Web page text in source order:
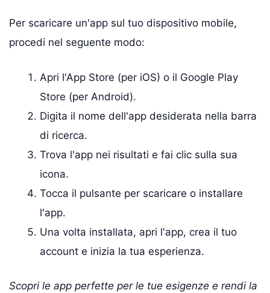
Per scaricare un'app sul tuo dispositivo mobile,
procedi nel seguente modo:
Apri l'App Store (per iOS) o il Google Play
Store (per Android).
Digita il nome dell'app desiderata nella barra
di ricerca.
Trova l'app nei risultati e fai clic sulla sua
icona.
Tocca il pulsante per scaricare o installare
l'app.
Una volta installata, apri l'app, crea il tuo
account e inizia la tua esperienza.
Scopri le app perfette per le tue esigenze e rendi la